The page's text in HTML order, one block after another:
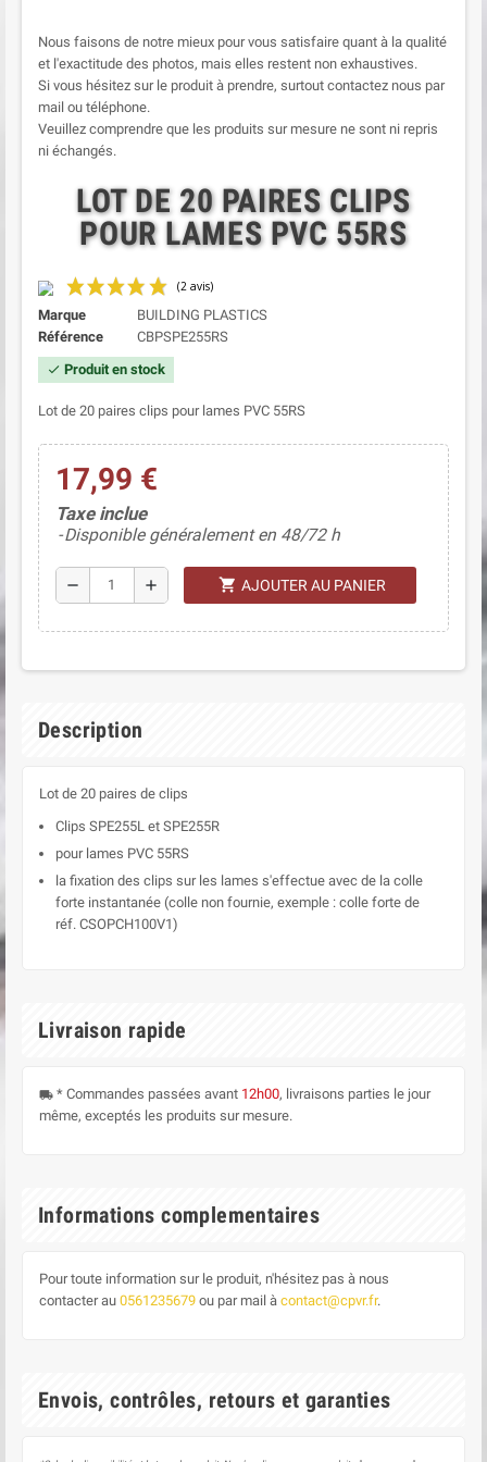
Nous faisons de notre mieux pour vous satisfaire quant à la qualité
et l'exactitude des photos, mais elles restent non exhaustives.
Si vous hésitez sur le produit à prendre, surtout contactez nous par
mail ou téléphone.
Veuillez comprendre que les produits sur mesure ne sont ni repris
ni échangés.
LOT DE 20 PAIRES CLIPS
POUR LAMES PVC 55RS
Marque
BUILDING PLASTICS
Référence
CBPSPE255RS
check Produit en stock
Lot de 20 paires clips pour lames PVC 55RS
17,99 €
Taxe inclue
Disponible généralement en 48/72 h
remove add shopping_cart AJOUTER AU PANIER
Description
Lot de 20 paires de clips
Clips SPE255L et SPE255R
pour lames PVC 55RS
la fixation des clips sur les lames s'effectue avec de la colle
forte instantanée (colle non fournie, exemple : colle forte de
réf. CSOPCH100V1)
Livraison rapide
local_shipping * Commandes passées avant 12h00, livraisons parties le jour
même, exceptés les produits sur mesure.
Informations complementaires
Pour toute information sur le produit, n'hésitez pas à nous
contacter au 0561235679 ou par mail à contact@cpvr.fr.
Envois, contrôles, retours et garanties